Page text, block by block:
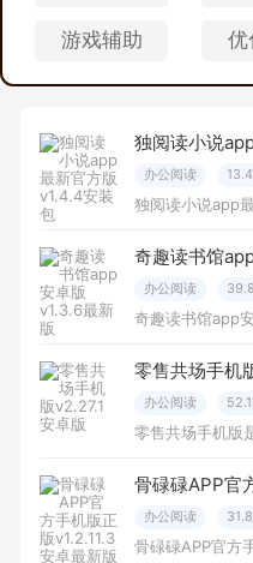
游戏辅助 优
独阅读小说
办公阅读
奇趣读书馆
办公阅读
零售共场手机
办公阅读
办公阅读